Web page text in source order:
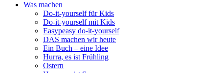
Was machen
Do-it-yourself für Kids
Do-it-yourself mit Kids
Easypeasy do-it-yourself
DAS machen wir heute
Ein Buch – eine Idee
Hurra, es ist Frühling
Ostern